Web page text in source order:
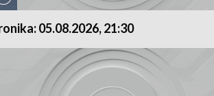
05.08.2026, 21:30